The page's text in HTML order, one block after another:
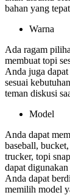
bahan yang
Warna
Ada ragam
membuat topi
Anda juga
sesuai
teman diskusi
Model
Anda dapat
baseball,
trucker, topi
dapat
Anda dapat
memilih model